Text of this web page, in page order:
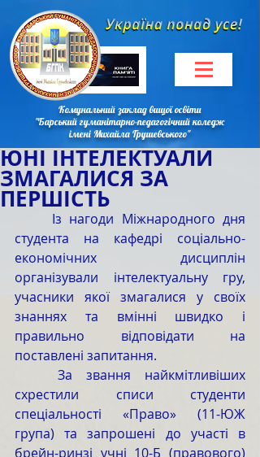
Комунальний заклад вищої освіти
"Барський гуманітарно-педагогічний коледж
імені Михайла Грушевського"
ЮНІ ІНТЕЛЕКТУАЛИ
ЗМАГАЛИСЯ ЗА
ПЕРШІСТЬ
студента на кафедрі соціально-
економічних дисциплін
організували інтелектуальну гру,
учасники якої змагалися у своїх
знаннях та вмінні швидко і
правильно відповідати на
поставлені запитання.
схрестили списи студенти
спеціальності «Право» (11-ЮЖ
група) та запрошені до участі в
брейн-ринзі учні 10-Б (правового)